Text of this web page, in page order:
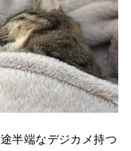
半端なデジカメ持つ